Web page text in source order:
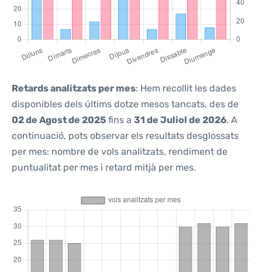
Retards analitzats per mes: Hem recollit les dades
disponibles dels últims dotze mesos tancats, des de
02 de Agost de 2025 fins a 31 de Juliol de 2026. A
continuació, pots observar els resultats desglossats
per mes: nombre de vols analitzats, rendiment de
puntualitat per mes i retard mitjà per mes.